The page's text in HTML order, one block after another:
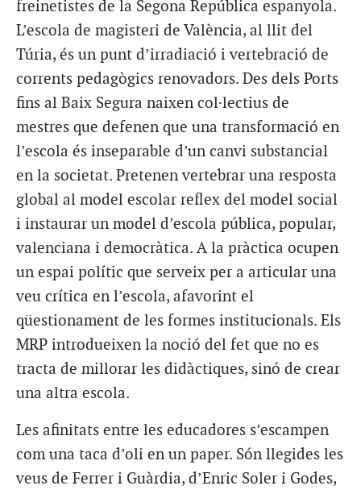
freinetistes de la Segona República espanyola.
L’escola de magisteri de València, al llit del
Túria, és un punt d’irradiació i vertebració de
corrents pedagògics renovadors. Des dels Ports
fins al Baix Segura naixen col·lectius de
mestres que defenen que una transformació en
l’escola és inseparable d’un canvi substancial
en la societat. Pretenen vertebrar una resposta
global al model escolar reflex del model social
i instaurar un model d’escola pública, popular,
valenciana i democràtica. A la pràctica ocupen
un espai polític que serveix per a articular una
veu crítica en l’escola, afavorint el
qüestionament de les formes institucionals. Els
MRP introdueixen la noció del fet que no es
tracta de millorar les didàctiques, sinó de crear
una altra escola.
Les afinitats entre les educadores s’escampen
com una taca d’oli en un paper. Són llegides les
veus de Ferrer i Guàrdia, d’Enric Soler i Godes,